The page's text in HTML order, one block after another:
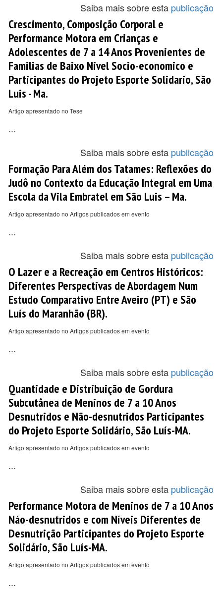
Saiba mais sobre esta publicação
Crescimento, Composição Corporal e
Performance Motora em Crianças e
Adolescentes de 7 a 14 Anos Provenientes de
Familias de Baixo Nivel Socio-economico e
Participantes do Projeto Esporte Solidario, São
Luis - Ma.
Artigo apresentado no Tese
...
Saiba mais sobre esta publicação
Formação Para Além dos Tatames: Reflexões do
Judô no Contexto da Educação Integral em Uma
Escola da Vila Embratel em São Luis – Ma.
Artigo apresentado no Artigos publicados em evento
...
Saiba mais sobre esta publicação
O Lazer e a Recreação em Centros Históricos:
Diferentes Perspectivas de Abordagem Num
Estudo Comparativo Entre Aveiro (PT) e São
Luís do Maranhão (BR).
Artigo apresentado no Artigos publicados em evento
...
Saiba mais sobre esta publicação
Quantidade e Distribuição de Gordura
Subcutânea de Meninos de 7 a 10 Anos
Desnutridos e Não-desnutridos Participantes
do Projeto Esporte Solidário, São Luís-MA.
Artigo apresentado no Artigos publicados em evento
...
Saiba mais sobre esta publicação
Performance Motora de Meninos de 7 a 10 Anos
Náo-desnutridos e com Níveis Diferentes de
Desnutrição Participantes do Projeto Esporte
Solidário, São Luís-MA.
Artigo apresentado no Artigos publicados em evento
...